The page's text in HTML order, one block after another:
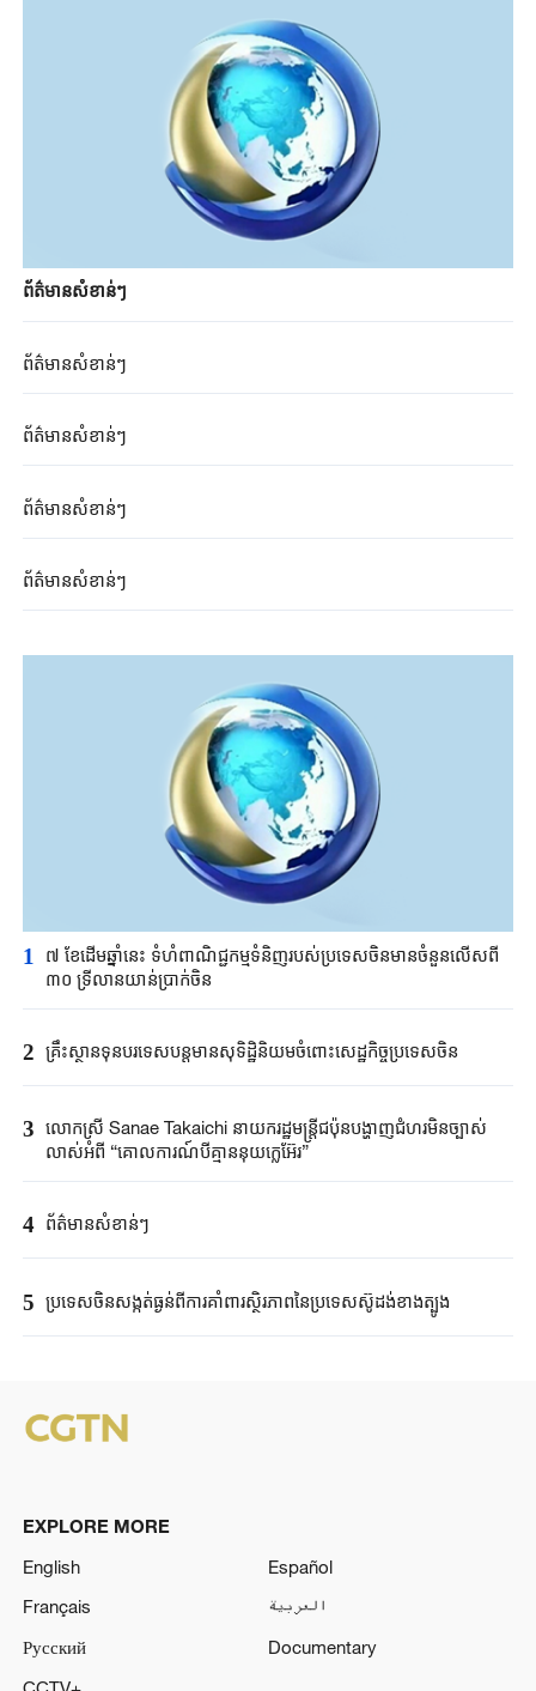
ព័ត៌មាន​សំខាន់ៗ
ព័ត៌មាន​សំខាន់ៗ
ព័ត៌មាន​សំខាន់ៗ
ព័ត៌មាន​សំខាន់ៗ
ព័ត៌មាន​សំខាន់ៗ
1
៧ ខែដើមឆ្នាំនេះ ទំហំពាណិជ្ជកម្មទំនិញរបស់ប្រទេសចិនមានចំនួនលើសពី
៣០ ទ្រីលានយាន់ប្រាក់ចិន
2 គ្រឹះស្ថាន​ទុនបរទេស​បន្តមាន​សុទិដ្ឋិនិយម​ចំពោះសេដ្ឋកិច្ច​ប្រទេសចិន​​
3 លោកស្រី Sanae ​Takaichi ​នាយករដ្ឋមន្ត្រី​ជប៉ុន​បង្ហាញជំហរមិន​ច្បាស់​
លាស់​អំពី ​“គោលការណ៍បី​គ្មាននុយក្លេអ៊ែរ​”​
4 ព័ត៌មានសំខាន់ៗ
5 ប្រទេសចិនសង្កត់ធ្ងន់ពីការគាំពារស្ថិរភាពនៃប្រទេសស៊ូដង់ខាងត្បូង
EXPLORE MORE
English
Español
Français
العربية
Русский
Documentary